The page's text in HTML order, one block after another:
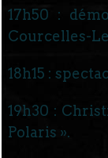
17h50 :
Courcelles-
18h15 :
19h30 :
Polaris ».